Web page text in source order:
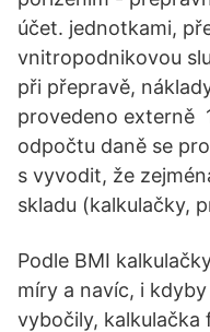
účet. jednotkami,
vnitropodnikovou
při přepravě,
provedeno externě
odpočtu daně se
s vyvodit, že
skladu (kalkulačky,
Podle BMI
míry a navíc, i
vybočily, kalkulačka